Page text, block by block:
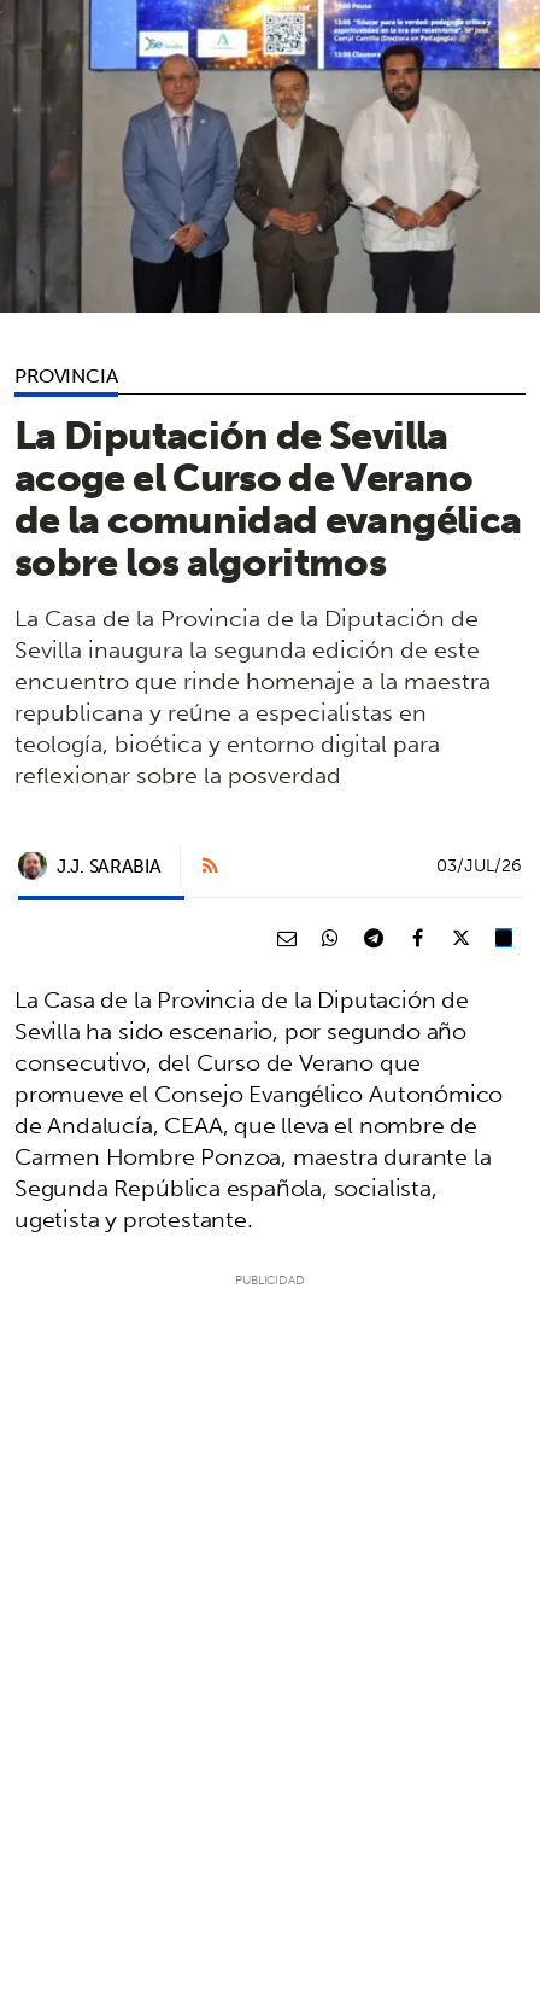
PROVINCIA
La Diputación de Sevilla
acoge el Curso de Verano
de la comunidad evangélica
sobre los algoritmos
La Casa de la Provincia de la Diputación de
Sevilla inaugura la segunda edición de este
encuentro que rinde homenaje a la maestra
republicana y reúne a especialistas en
teología, bioética y entorno digital para
reflexionar sobre la posverdad
J.J. SARABIA 03/JUL/26
La Casa de la Provincia de la Diputación de
Sevilla ha sido escenario, por segundo año
consecutivo, del Curso de Verano que
promueve el Consejo Evangélico Autonómico
de Andalucía, CEAA, que lleva el nombre de
Carmen Hombre Ponzoa, maestra durante la
Segunda República española, socialista,
ugetista y protestante.